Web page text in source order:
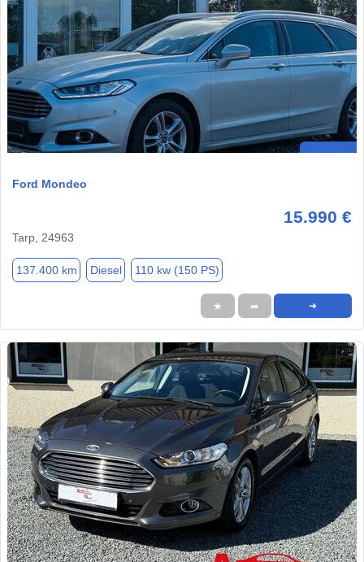
Ford Mondeo
15.990 €
Tarp, 24963
137.400 km Diesel 110 kw (150 PS)
★ ➦ ➜